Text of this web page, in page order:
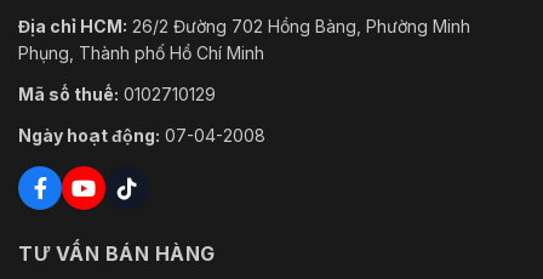
Địa chỉ HCM: 26/2 Đường 702 Hồng Bàng, Phường Minh
Phụng, Thành phố Hồ Chí Minh
Mã số thuế: 0102710129
Ngày hoạt động: 07-04-2008
TƯ VẤN BÁN HÀNG